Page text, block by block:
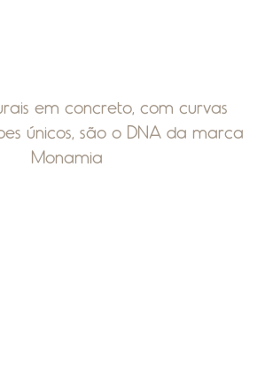
em concreto, com curvas
únicos, são o DNA da marca
Monamia